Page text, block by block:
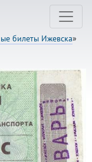
билеты Ижевска»